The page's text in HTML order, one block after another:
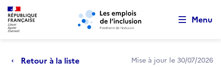
Aller au menu principal Aller au contenu principal
Menu
Retour à la liste Mise à jour le 30/07/2026
Retour au début de la page
Panneau de gestion des cookies